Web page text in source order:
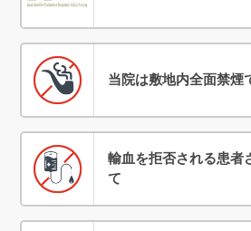
当院は敷地内全面禁煙
輸血を拒否される患者
て